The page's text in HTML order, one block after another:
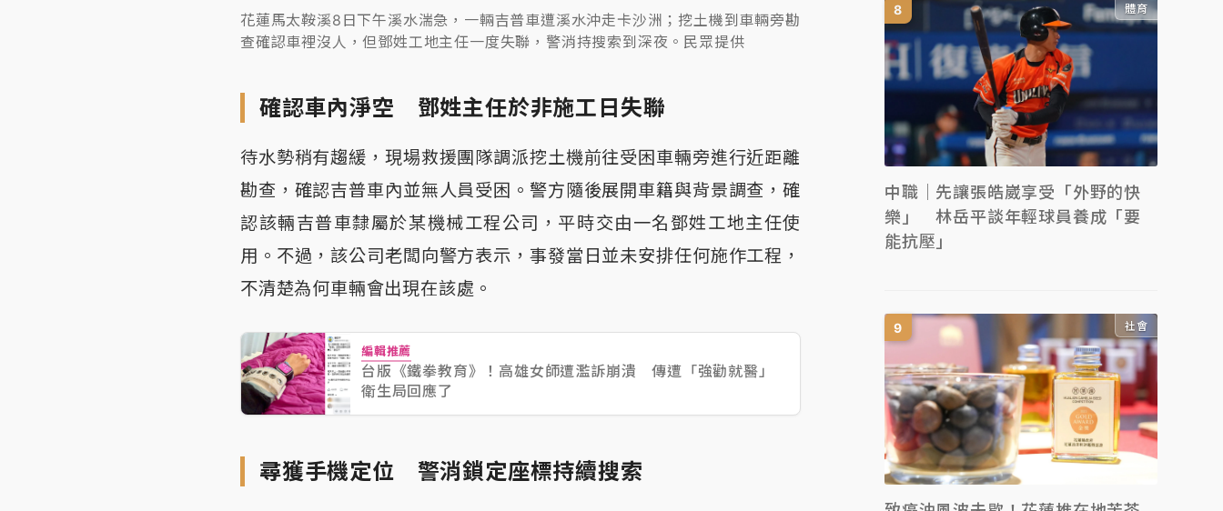
花蓮馬太鞍溪8日下午溪水湍急，一輛吉普車遭溪水沖走卡沙洲；挖土機到車輛旁勘
查確認車裡沒人，但鄧姓工地主任一度失聯，警消持搜索到深夜。民眾提供
確認車內淨空 鄧姓主任於非施工日失聯
待水勢稍有趨緩，現場救援團隊調派挖土機前往受困車輛旁進行近距離
勘查，確認吉普車內並無人員受困。警方隨後展開車籍與背景調查，確
認該輛吉普車隸屬於某機械工程公司，平時交由一名鄧姓工地主任使
用。不過，該公司老闆向警方表示，事發當日並未安排任何施作工程，
不清楚為何車輛會出現在該處。
編輯推薦
台版《鐵拳教育》！高雄女師遭濫訴崩潰 傳遭「強勸就醫」
衛生局回應了
尋獲手機定位 警消鎖定座標持續搜索
體育
中職｜先讓張皓崴享受「外野的快
樂」 林岳平談年輕球員養成「要
能抗壓」
社會